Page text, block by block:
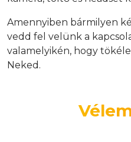
Amennyiben bármilyen
vedd fel velünk a
valamelyikén, hogy
Neked.